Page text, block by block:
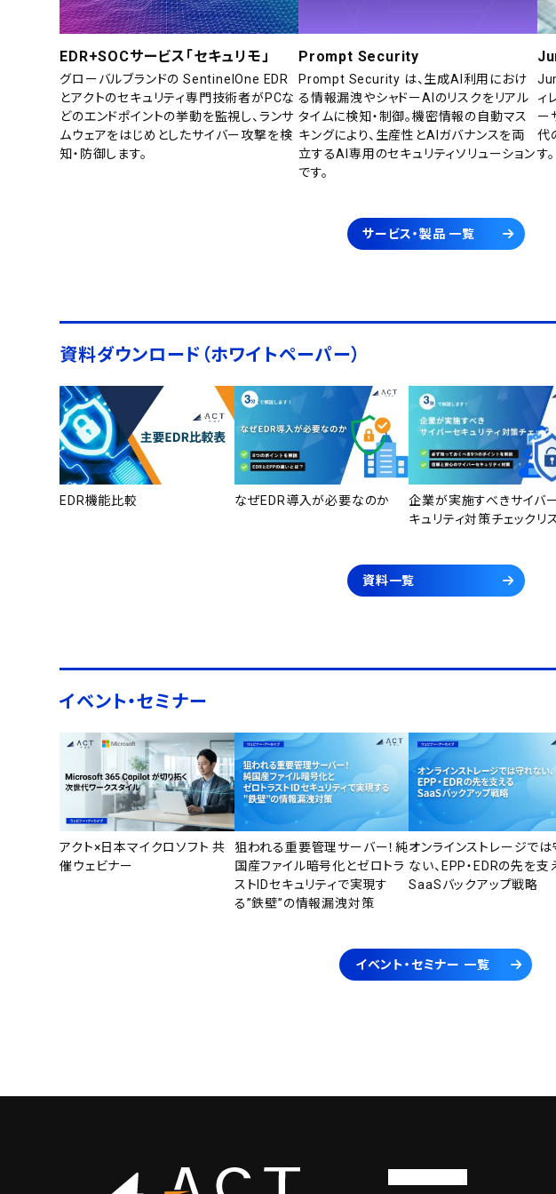
EDR+SOCサービス「セキュリモ」
グローバルブランドの SentinelOne EDR
とアクトのセキュリティ専門技術者がPCな
どのエンドポイントの挙動を監視し、ランサ
ムウェアをはじめとしたサイバー攻撃を検
知・防御します。
Prompt Security
Prompt Security は、生成AI利用におけ
る情報漏洩やシャドーAIのリスクをリアル
タイムに検知・制御。機密情報の自動マス
キングにより、生産性とAIガバナンスを両
立するAI専用のセキュリティソリューション
です。
ィ
ー
代
す。
サービス・製品 一覧
資料ダウンロード（ホワイトペーパー）
EDR機能比較 なぜEDR導入が必要なのか
企業が実施すべきサイバ
キュリティ対策チェックリ
資料一覧
イベント・セミナー
アクト×日本マイクロソフト 共
催ウェビナー
狙われる重要管理サーバー！純
国産ファイル暗号化とゼロトラ
ストIDセキュリティで実現す
る”鉄壁”の情報漏洩対策
オンラインストレージで
ない、EPP・EDRの先を支
SaaSバックアップ戦略
イベント・セミナー 一覧